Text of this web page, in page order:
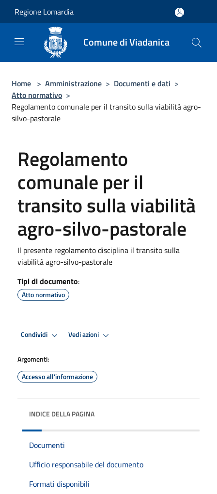
Regione Lomardia
Comune di Viadanica
Home > Amministrazione > Documenti e dati >
Atto normativo >
Regolamento comunale per il transito sulla viabilità agro-
silvo-pastorale
Regolamento
comunale per il
transito sulla viabilità
agro-silvo-pastorale
Il presente regolamento disciplina il transito sulla
viabilità agro-silvo-pastorale
Tipi di documento:
Atto normativo
Condividi Vedi azioni
Argomenti:
Accesso all'informazione
INDICE DELLA PAGINA
Documenti
Ufficio responsabile del documento
Formati disponibili